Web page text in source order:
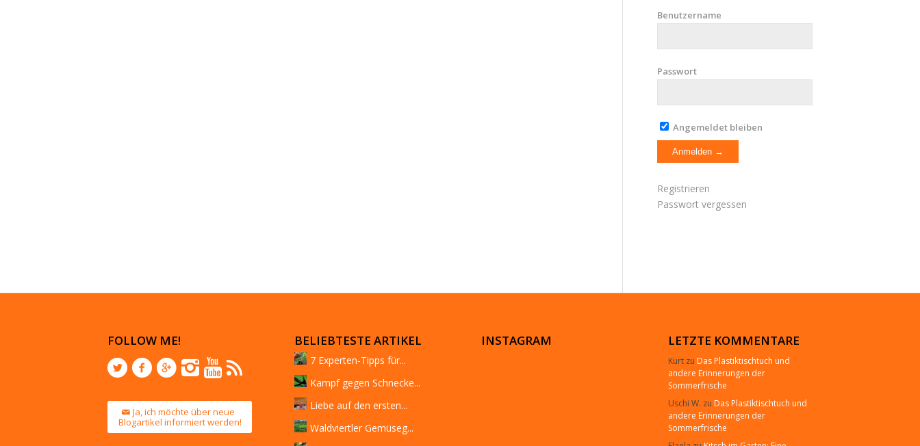
Benutzername
Passwort
Angemeldet bleiben
Registrieren
Passwort vergessen
FOLLOW ME!
Ja, ich möchte über neue
Blogartikel informiert werden!
BELIEBTESTE ARTIKEL
7 Experten-Tipps für...
Kampf gegen Schnecke...
Liebe auf den ersten...
Waldviertler Gemüseg...
INSTAGRAM LETZTE KOMMENTARE
Kurtzu Das Plastiktischtuch und
andere Erinnerungen der
Sommerfrische
Uschi W. zu Das Plastiktischtuch und
andere Erinnerungen der
Sommerfrische